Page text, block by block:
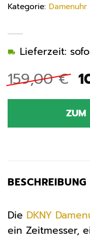
159,00€
Lieferzeit:
ZUM
Kategorie: Damenuhr
BESCHREIBUNG
Die DKNY
ein Zeitmesser,